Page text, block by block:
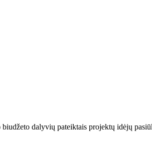
dalyvių pateiktais projektų idėjų